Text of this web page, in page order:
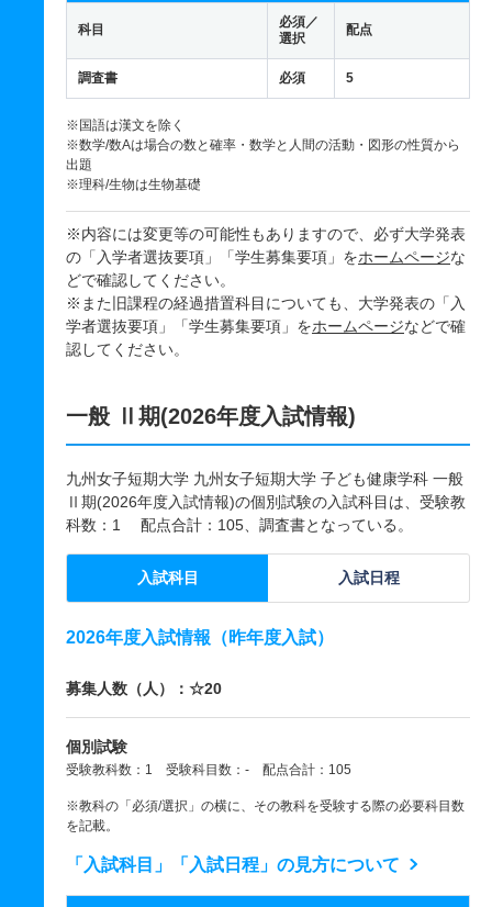
科目
必須／
選択
配点
調査書 必須 5
※国語は漢文を除く
※数学/数Aは場合の数と確率・数学と人間の活動・図形の性質から
出題
※理科/生物は生物基礎
※内容には変更等の可能性もありますので、必ず大学発表
の「入学者選抜要項」「学生募集要項」をホームページな
どで確認してください。
※また旧課程の経過措置科目についても、大学発表の「入
学者選抜要項」「学生募集要項」をホームページなどで確
認してください。
一般 Ⅱ期(2026年度入試情報)
九州女子短期大学 九州女子短期大学 子ども健康学科 一般
Ⅱ期(2026年度入試情報)の個別試験の入試科目は、受験教
科数：1 配点合計：105、調査書となっている。
入試科目 入試日程
2026年度入試情報（昨年度入試）
募集人数（人）：☆20
個別試験
受験教科数：1 受験科目数：- 配点合計：105
※教科の「必須/選択」の横に、その教科を受験する際の必要科目数
を記載。
「入試科目」「入試日程」の見方について